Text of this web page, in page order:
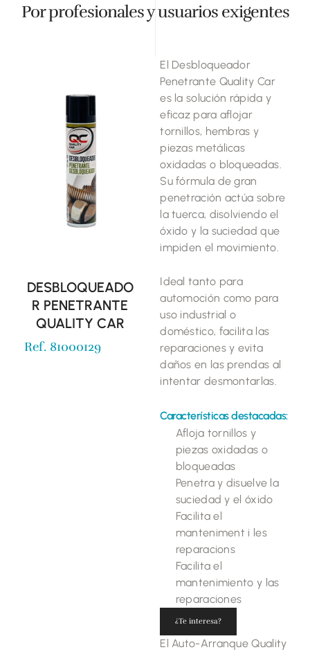
Por profesionales y usuarios exigentes
DESBLOQUEADO
R PENETRANTE
QUALITY CAR
Ref. 81000129
El Desbloqueador
Penetrante Quality Car
es la solución rápida y
eficaz para aflojar
tornillos, hembras y
piezas metálicas
oxidadas o bloqueadas.
Su fórmula de gran
penetración actúa sobre
la tuerca, disolviendo el
óxido y la suciedad que
impiden el movimiento.
Ideal tanto para
automoción como para
uso industrial o
doméstico, facilita las
reparaciones y evita
daños en las prendas al
intentar desmontarlas.
Características destacadas:
Afloja tornillos y
piezas oxidadas o
bloqueadas
Penetra y disuelve la
suciedad y el óxido
Facilita el
manteniment i les
reparacions
Facilita el
mantenimiento y las
reparaciones
¿Te interesa?
El Auto-Arranque Quality